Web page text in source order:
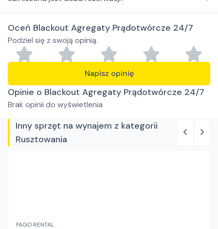
Oceń Blackout Agregaty Prądotwórcze 24/7
Podziel się z swoją opinią.
Napisz opinię
Opinie o Blackout Agregaty Prądotwórcze 24/7
Brak opinii do wyświetlenia
Inny sprzęt na wynajem z kategorii
Rusztowania
FAGO RENTAL